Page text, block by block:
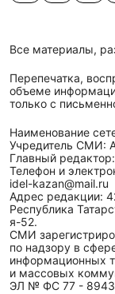
Все материалы,
Перепечатка,
объеме
только с
Наименование
Учредитель СМИ:
Главный
Телефон и
idel-kazan@mail.ru
Адрес редакции:
Республика
я-52.
СМИ
по надзору в
информационных
и массовых
ЭЛ № ФС 77 -